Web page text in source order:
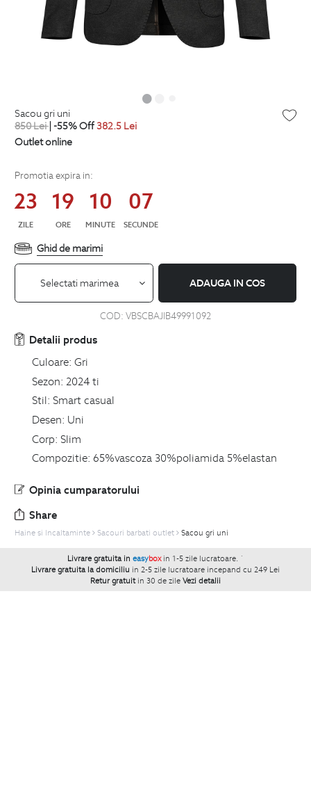
sacou gri uni
850Lei| -55% Off382.5 Lei
Outlet online
Promotia expira in:
23
ZILE
19
ORE
10
MINUTE
07
SECUNDE
Ghid de marimi
Selectati marimea ADAUGA IN COS
COD: VBSCBAJIB49991092
Detalii produs
Culoare: Gri
Sezon: 2024 ti
Stil: Smart casual
Desen: Uni
Corp: Slim
Compozitie: 65%vascoza 30%poliamida 5%elastan
Opinia cumparatorului
Share
Haine si Incaltaminte Sacouri barbati outlet Sacou gri uni
Livrare gratuita in easybox in 1-5 zile lucratoare. `
Livrare gratuita la domiciliu in 2-5 zile lucratoare incepand cu 249 Lei
Retur gratuit in 30 de zile Vezi detalii